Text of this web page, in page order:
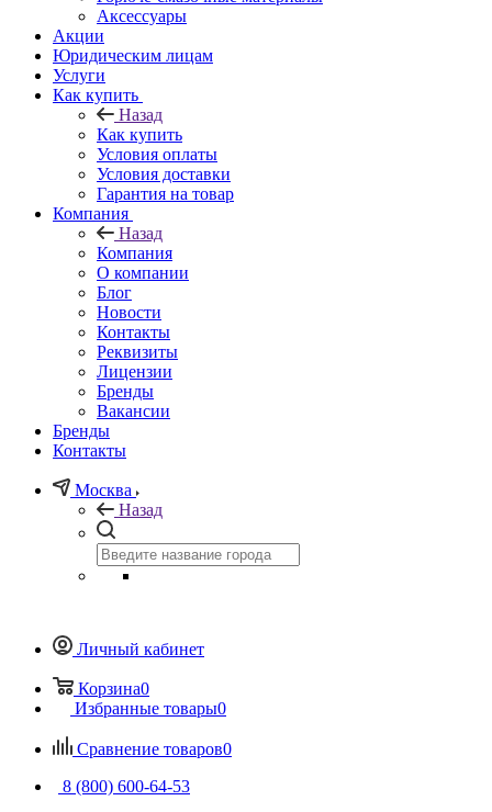
Аксессуары
Акции
Юридическим лицам
Услуги
Как купить
Назад
Как купить
Условия оплаты
Условия доставки
Гарантия на товар
Компания
Назад
Компания
О компании
Блог
Новости
Контакты
Реквизиты
Лицензии
Бренды
Вакансии
Бренды
Контакты
Москва
Назад
Личный кабинет
Корзина0
Избранные товары0
Сравнение товаров0
8 (800) 600-64-53